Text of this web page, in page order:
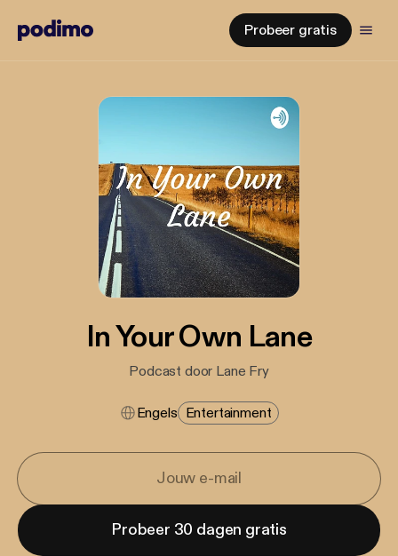
Probeer gratis
In Your Own Lane
Podcast door Lane Fry
Engels Entertainment
Probeer 30 dagen gratis